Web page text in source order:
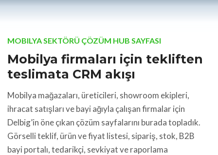
MOBILYA SEKTÖRÜ ÇÖZÜM HUB SAYFASI
Mobilya firmaları için tekliften
teslimata CRM akışı
Mobilya mağazaları, üreticileri, showroom ekipleri,
ihracat satışları ve bayi ağıyla çalışan firmalar için
Delbig’in öne çıkan çözüm sayfalarını burada topladık.
Görselli teklif, ürün ve fiyat listesi, sipariş, stok, B2B
bayi portalı, tedarikçi, sevkiyat ve raporlama